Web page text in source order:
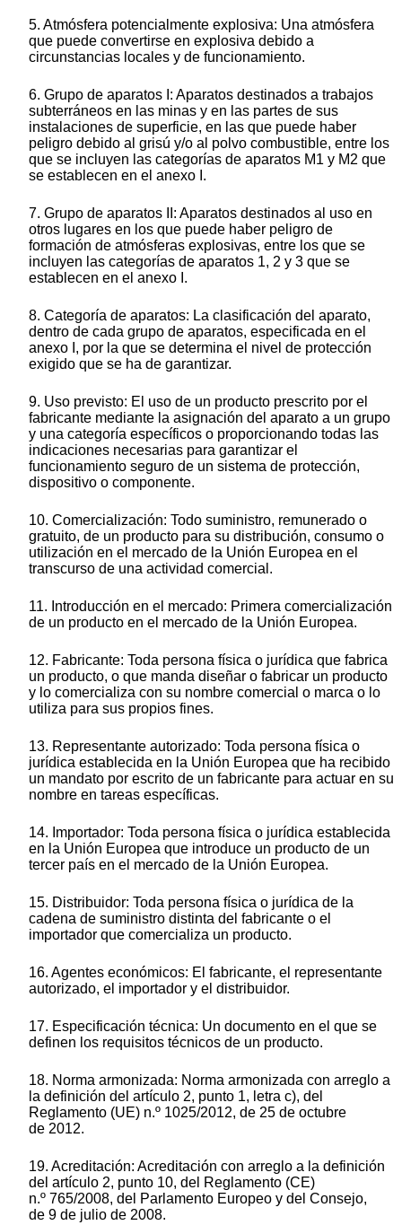
5. Atmósfera potencialmente explosiva: Una atmósfera
que puede convertirse en explosiva debido a
circunstancias locales y de funcionamiento.
6. Grupo de aparatos I: Aparatos destinados a trabajos
subterráneos en las minas y en las partes de sus
instalaciones de superficie, en las que puede haber
peligro debido al grisú y/o al polvo combustible, entre los
que se incluyen las categorías de aparatos M1 y M2 que
se establecen en el anexo I.
7. Grupo de aparatos II: Aparatos destinados al uso en
otros lugares en los que puede haber peligro de
formación de atmósferas explosivas, entre los que se
incluyen las categorías de aparatos 1, 2 y 3 que se
establecen en el anexo I.
8. Categoría de aparatos: La clasificación del aparato,
dentro de cada grupo de aparatos, especificada en el
anexo I, por la que se determina el nivel de protección
exigido que se ha de garantizar.
9. Uso previsto: El uso de un producto prescrito por el
fabricante mediante la asignación del aparato a un grupo
y una categoría específicos o proporcionando todas las
indicaciones necesarias para garantizar el
funcionamiento seguro de un sistema de protección,
dispositivo o componente.
10. Comercialización: Todo suministro, remunerado o
gratuito, de un producto para su distribución, consumo o
utilización en el mercado de la Unión Europea en el
transcurso de una actividad comercial.
11. Introducción en el mercado: Primera comercialización
de un producto en el mercado de la Unión Europea.
12. Fabricante: Toda persona física o jurídica que fabrica
un producto, o que manda diseñar o fabricar un producto
y lo comercializa con su nombre comercial o marca o lo
utiliza para sus propios fines.
13. Representante autorizado: Toda persona física o
jurídica establecida en la Unión Europea que ha recibido
un mandato por escrito de un fabricante para actuar en su
nombre en tareas específicas.
14. Importador: Toda persona física o jurídica establecida
en la Unión Europea que introduce un producto de un
tercer país en el mercado de la Unión Europea.
15. Distribuidor: Toda persona física o jurídica de la
cadena de suministro distinta del fabricante o el
importador que comercializa un producto.
16. Agentes económicos: El fabricante, el representante
autorizado, el importador y el distribuidor.
17. Especificación técnica: Un documento en el que se
definen los requisitos técnicos de un producto.
18. Norma armonizada: Norma armonizada con arreglo a
la definición del artículo 2, punto 1, letra c), del
Reglamento (UE) n.º 1025/2012, de 25 de octubre
de 2012.
19. Acreditación: Acreditación con arreglo a la definición
del artículo 2, punto 10, del Reglamento (CE)
n.º 765/2008, del Parlamento Europeo y del Consejo,
de 9 de julio de 2008.